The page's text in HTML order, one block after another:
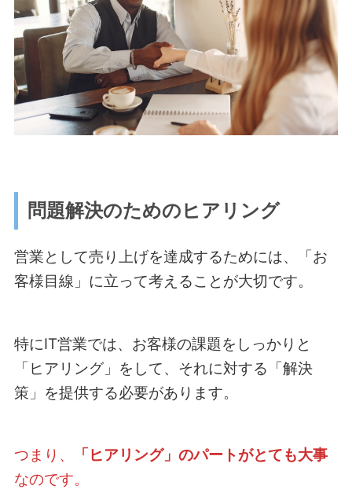
問題解決のためのヒアリング
営業として売り上げを達成するためには、「お
客様目線」に立って考えることが大切です。
特にIT営業では、お客様の課題をしっかりと
「ヒアリング」をして、それに対する「解決
策」を提供する必要があります。
つまり、
「ヒアリング」のパートがとても大事
なのです。